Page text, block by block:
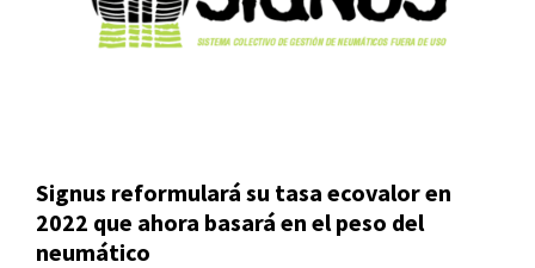
Signus reformulará su tasa ecovalor en
2022 que ahora basará en el peso del
neumático